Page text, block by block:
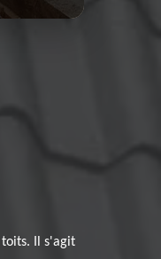
toits. Il s'agit